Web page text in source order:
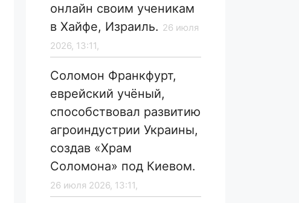
онлайн своим ученикам
в Хайфе, Израиль. 26 июля
2026, 13:11,
Соломон Франкфурт,
еврейский учёный,
способствовал развитию
агроиндустрии Украины,
создав «Храм
Соломона» под Киевом.
26 июля 2026, 13:11,